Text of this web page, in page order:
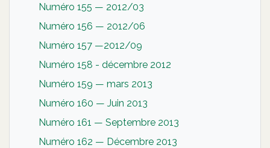
Numéro 155 — 2012/03
Numéro 156 — 2012/06
Numéro 157 —2012/09
Numéro 158 - décembre 2012
Numéro 159 — mars 2013
Numéro 160 — Juin 2013
Numéro 161 — Septembre 2013
Numéro 162 — Décembre 2013